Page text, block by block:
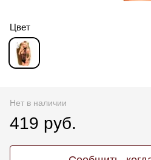
Цвет
Нет в наличии
419 руб.